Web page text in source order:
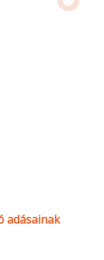
adásainak